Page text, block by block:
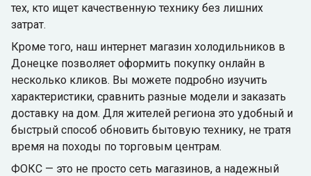
тех, кто ищет качественную технику без лишних
затрат.
Кроме того, наш интернет магазин холодильников в
Донецке позволяет оформить покупку онлайн в
несколько кликов. Вы можете подробно изучить
характеристики, сравнить разные модели и заказать
доставку на дом. Для жителей региона это удобный и
быстрый способ обновить бытовую технику, не тратя
время на походы по торговым центрам.
ФОКС — это не просто сеть магазинов, а надежный